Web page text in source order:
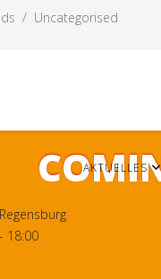
Uncategorised
AKTUELLES
18:00